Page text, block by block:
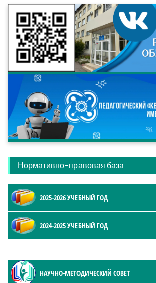
Нормативно-правовая база
2025-2026 УЧЕБНЫЙ ГОД
2024-2025 УЧЕБНЫЙ ГОД
НАУЧНО-МЕТОДИЧЕСКИЙ СОВЕТ